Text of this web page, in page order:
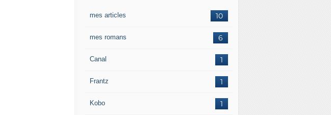
10
mes articles
6
mes romans
1
Canal
1
Frantz
1
Kobo